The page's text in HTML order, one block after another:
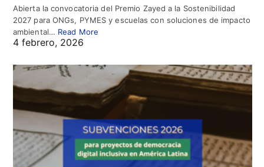
Abierta la convocatoria del Premio Zayed a la Sostenibilidad
2027 para ONGs, PYMES y escuelas con soluciones de impacto
ambiental… Read More
4 febrero, 2026